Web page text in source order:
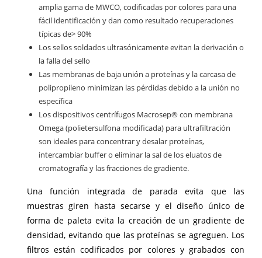
amplia gama de MWCO, codificadas por colores para una
fácil identificación y dan como resultado recuperaciones
típicas de> 90%
Los sellos soldados ultrasónicamente evitan la derivación o
la falla del sello
Las membranas de baja unión a proteínas y la carcasa de
polipropileno minimizan las pérdidas debido a la unión no
específica
Los dispositivos centrífugos Macrosep® con membrana
Omega (polietersulfona modificada) para ultrafiltración
son ideales para concentrar y desalar proteínas,
intercambiar buffer o eliminar la sal de los eluatos de
cromatografía y las fracciones de gradiente.
Una función integrada de parada evita que las
muestras giren hasta secarse y el diseño único de
forma de paleta evita la creación de un gradiente de
densidad, evitando que las proteínas se agreguen. Los
filtros están codificados por colores y grabados con